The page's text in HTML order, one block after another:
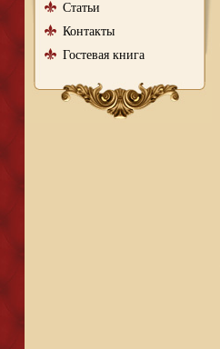
Статьи
Контакты
Гостевая книга